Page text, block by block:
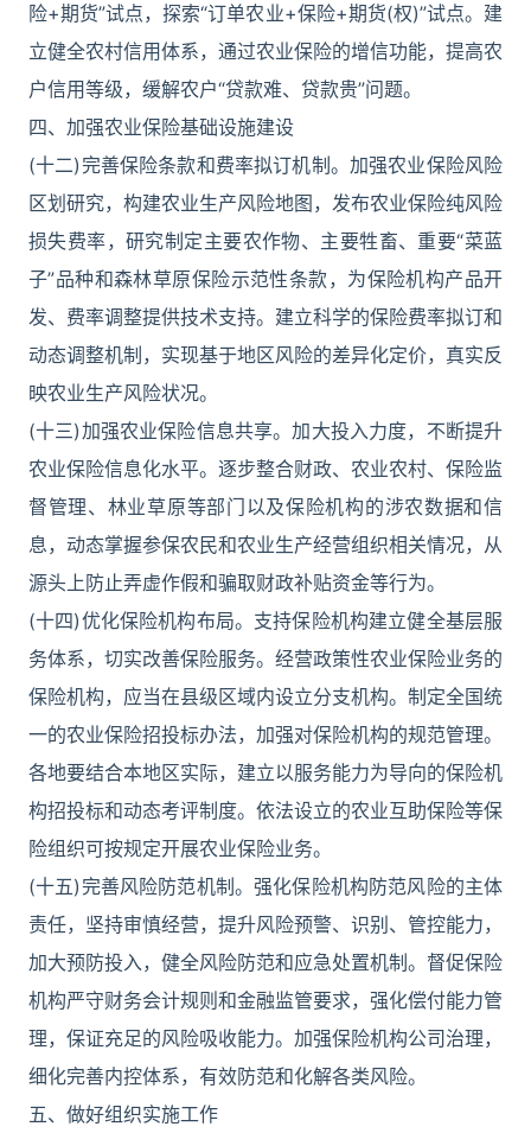
险+期货”试点，探索“订单农业+保险+期货(权)”试点。建
立健全农村信用体系，通过农业保险的增信功能，提高农
户信用等级，缓解农户“贷款难、贷款贵”问题。
四、加强农业保险基础设施建设
(十二)完善保险条款和费率拟订机制。加强农业保险风险
区划研究，构建农业生产风险地图，发布农业保险纯风险
损失费率，研究制定主要农作物、主要牲畜、重要“菜蓝
子”品种和森林草原保险示范性条款，为保险机构产品开
发、费率调整提供技术支持。建立科学的保险费率拟订和
动态调整机制，实现基于地区风险的差异化定价，真实反
映农业生产风险状况。
(十三)加强农业保险信息共享。加大投入力度，不断提升
农业保险信息化水平。逐步整合财政、农业农村、保险监
督管理、林业草原等部门以及保险机构的涉农数据和信
息，动态掌握参保农民和农业生产经营组织相关情况，从
源头上防止弄虚作假和骗取财政补贴资金等行为。
(十四)优化保险机构布局。支持保险机构建立健全基层服
务体系，切实改善保险服务。经营政策性农业保险业务的
保险机构，应当在县级区域内设立分支机构。制定全国统
一的农业保险招投标办法，加强对保险机构的规范管理。
各地要结合本地区实际，建立以服务能力为导向的保险机
构招投标和动态考评制度。依法设立的农业互助保险等保
险组织可按规定开展农业保险业务。
(十五)完善风险防范机制。强化保险机构防范风险的主体
责任，坚持审慎经营，提升风险预警、识别、管控能力，
加大预防投入，健全风险防范和应急处置机制。督促保险
机构严守财务会计规则和金融监管要求，强化偿付能力管
理，保证充足的风险吸收能力。加强保险机构公司治理，
细化完善内控体系，有效防范和化解各类风险。
五、做好组织实施工作